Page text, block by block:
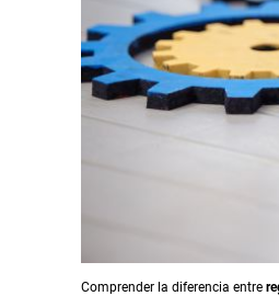
Comprender la diferencia entre